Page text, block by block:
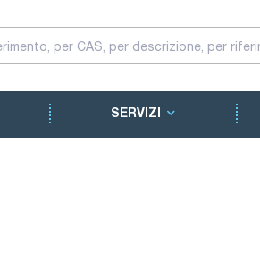
SERVIZI